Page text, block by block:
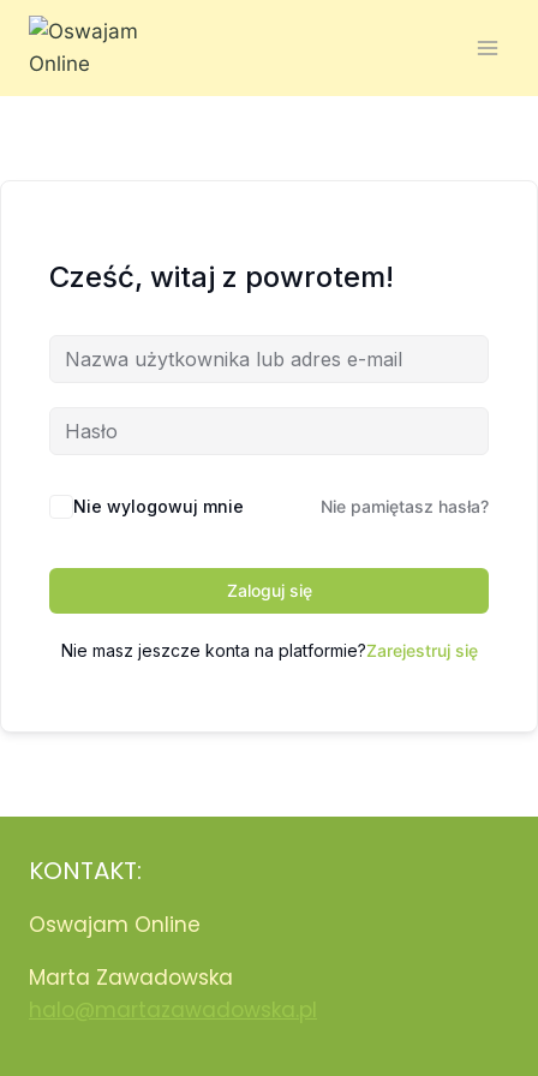
Cześć, witaj z powrotem!
Nie wylogowuj mnie Nie pamiętasz hasła?
Zaloguj się
Nie masz jeszcze konta na platformie?Zarejestruj się
KONTAKT:
Oswajam Online
Marta Zawadowska